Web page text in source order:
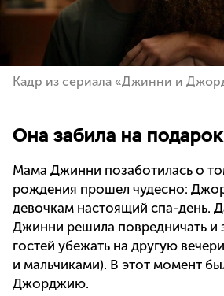
Кадр из сериала «Джинни и
Она забила на
Мама Джинни позаботилась о
рождения прошел чудесно:
девочкам настоящий спа-день.
Джинни решила повредничать и
гостей убежать на другую
и мальчиками). В этот момент
Джорджию.